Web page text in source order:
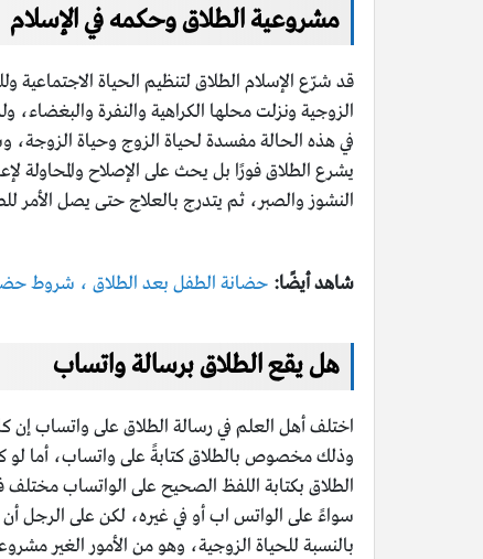
مشروعية الطلاق وحكمه في الإسلام
قد شرّع الإسلام الطلاق لتنظيم الحياة
الزوجية ونزلت محلها الكراهية والنفرة
في هذه الحالة مفسدة لحياة الزوج وحياة الزوجة،
يشرع الطلاق فورًا بل يحث على الإصلاح والمحاولة
النشوز والصبر، ثم يتدرج بالعلاج حتى يصل الأمر
شاهد أيضًا: حضانة الطفل بعد الطلاق ، شروط
هل يقع الطلاق برسالة واتساب
اختلف أهل العلم في رسالة الطلاق على واتساب إن
وذلك مخصوص بالطلاق كتابةً على واتساب، أما لو
الطلاق بكتابة اللفظ الصحيح على الواتساب
سواءً على الواتس اب أو في غيره، لكن على الرجل
بالنسبة للحياة الزوجية، وهو من الأمور الغير